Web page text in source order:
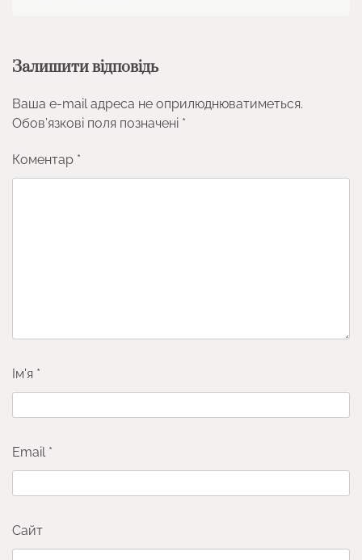
Залишити відповідь
Ваша e-mail адреса не оприлюднюватиметься.
Обов’язкові поля позначені *
Коментар *
Ім'я *
Email *
Сайт